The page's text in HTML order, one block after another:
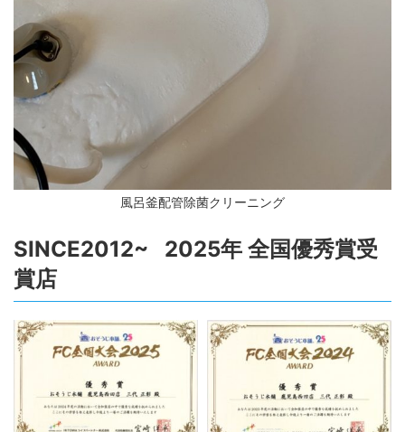
風呂釜配管除菌クリーニング
SINCE2012~ 2025年 全国優秀賞受
賞店